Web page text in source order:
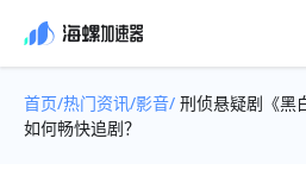
首页/热门资讯/影音/ 刑侦悬疑剧《黑
如何畅快追剧？